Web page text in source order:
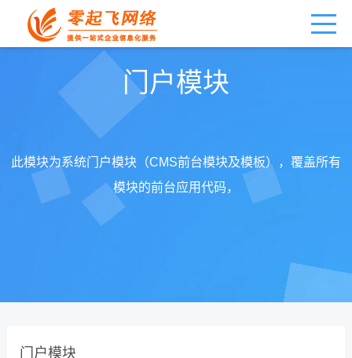
门户模块
此模块为系统门户模块（CMS前台模块及模板），覆盖所有
模块的前台应用代码，
门户模块